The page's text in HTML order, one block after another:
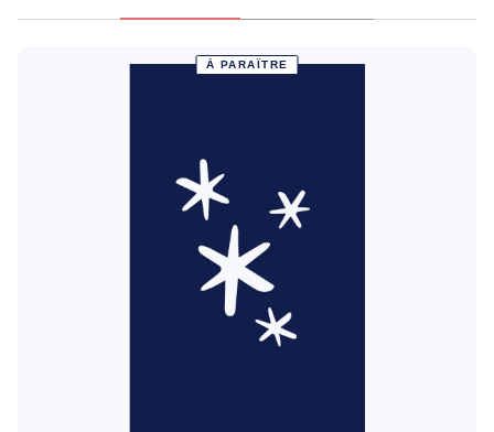
À PARAÎTRE